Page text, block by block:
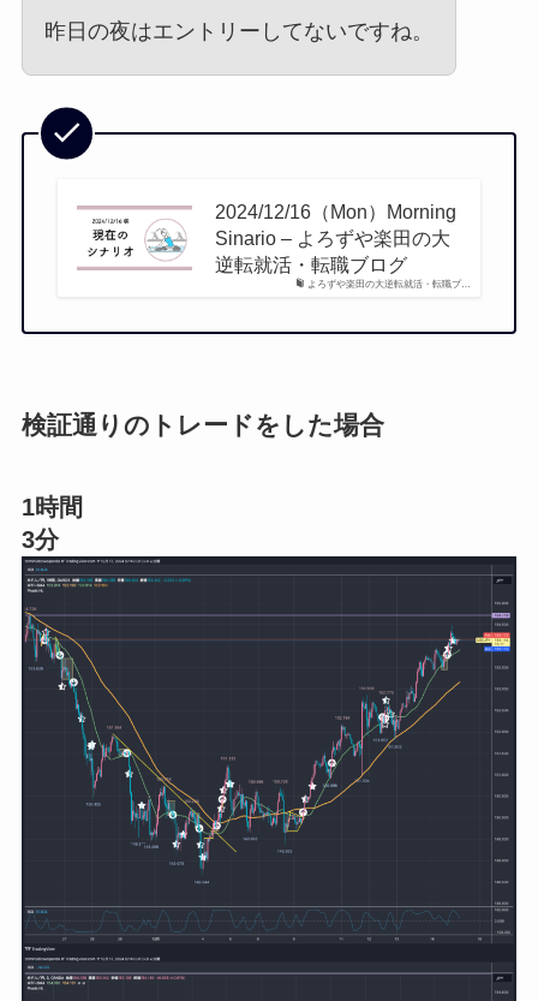
昨日の夜はエントリーしてないですね。
よろずや楽田の大逆転就活・転職ブ…
2024/12/16（Mon）Morning
Sinario – よろずや楽田の大
逆転就活・転職ブログ
検証通りのトレードをした場合
1時間
3分